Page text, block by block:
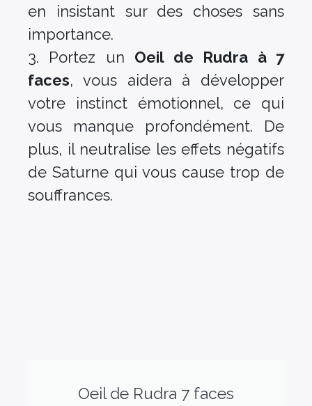
en insistant sur des choses sans
importance.
3. Portez un Oeil de Rudra à 7
faces, vous aidera à développer
votre instinct émotionnel, ce qui
vous manque profondément. De
plus, il neutralise les effets négatifs
de Saturne qui vous cause trop de
souffrances.
Oeil de Rudra 7 faces